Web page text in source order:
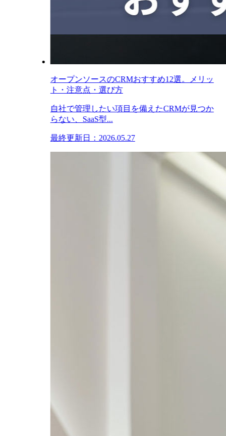
オープンソースのCRMおすすめ12選。メリッ
ト・注意点・選び方
自社で管理したい項目を備えたCRMが見つか
らない、SaaS型...
最終更新日：2026.05.27